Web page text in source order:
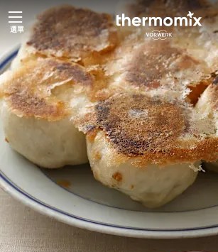
跳
主
要
內
容
選單